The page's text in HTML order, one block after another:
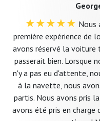
★★★★★ Nous
première expérience de
avons réservé la
passerait bien. Lorsque
n'y a pas eu d'attente,
à la navette, nous
partis. Nous avons pris
avons été pris en charge